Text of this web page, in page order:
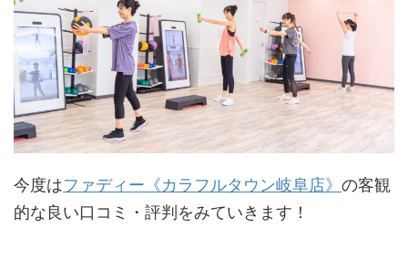
今度はファディー《カラフルタウン岐阜店》 の客観
的な良い口コミ・評判をみていきます！